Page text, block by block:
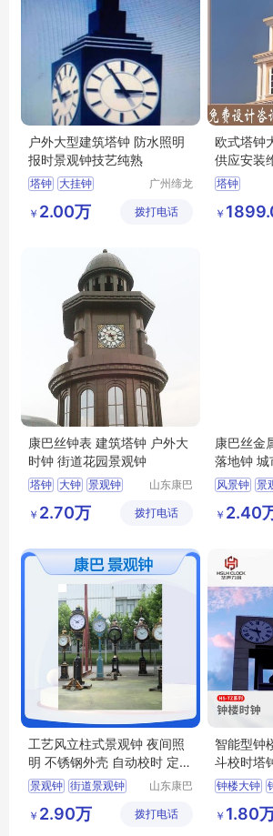
户外大型建筑塔钟 防水照明
报时景观钟技艺纯熟
塔钟 大挂钟
定制钟厂家
广州缔龙
公司
￥ 2.00万 拨打电话
欧式塔钟
供应安装
塔钟
￥
康巴丝钟表 建筑塔钟 户外大
时钟 街道花园景观钟
塔钟 大钟 景观钟
山东康巴
限公司
￥ 2.70万 拨打电话
康巴丝金
落地钟 城
风景钟 景
￥ 2.40
工艺风立柱式景观钟 夜间照
明 不锈钢外壳 自动校时 定制
样式
景观钟 街道景观钟
公园景观钟
山东康巴
限公司
￥ 2.90万 拨打电话
智能型钟
斗校时塔
处理 HS-
钟楼大钟
景观钟表
￥ 1.80